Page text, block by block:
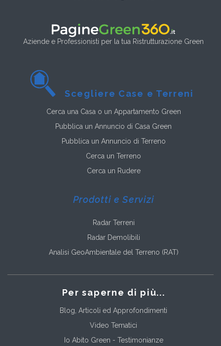
Aziende e Professionisti per la tua Ristrutturazione Green
Scegliere Case e Terreni
Cerca una Casa o un Appartamento Green
Pubblica un Annuncio di Casa Green
Pubblica un Annuncio di Terreno
Cerca un Terreno
Cerca un Rudere
Prodotti e Servizi
Radar Terreni
Radar Demolibili
Analisi GeoAmbientale del Terreno (RAT)
Per saperne di più...
Blog, Articoli ed Approfondimenti
Video Tematici
Io Abito Green - Testimonianze